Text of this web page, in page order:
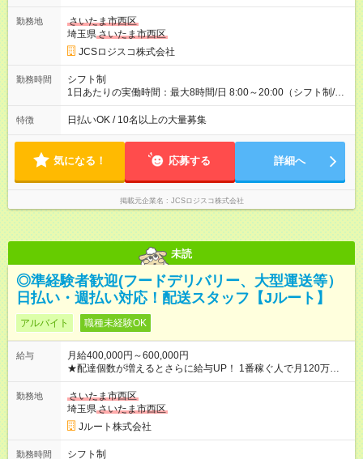
ど！ ・主要都市エリア 月収55万円／週5日稼働 月収65万~112
万円／週6日稼働 ・地方郊外エリア 月収40万円／週5日稼働 月
収40万円~50万円／週6日稼働 ＜モデルイメージ＞ ■月収50万
円 (27歳男性/江東区在住)※元建築関係 1日150個配達×25日勤務
(日休み) ■月収80万円(43歳男性/墨田区在住)※元営業 1日200個
勤務地
さいたま市西区
埼玉県さいたま市西区
JCSロジスコ株式会社
勤務時間
シフト制
1日あたりの実働時間：最大8時間/日 8:00～20:00（シフト制/実
働8時間） ※週5日勤務（場所次第では週4も有り） ※配達状況に
よって時間外での勤務可能性有り ※案件により多少の前後あり
特徴 日払いOK / 10名以上の大量募集
気になる！ 応募する 詳細へ
掲載元企業名 JCSロジスコ株式会社
未読
◎準経験者歓迎(フードデリバリー、大型運送等）
日払い・週払い対応！配送スタッフ【Jルート】
アルバイト 職種未経験OK
給与
月給400,000円～600,000円
★配達個数が増えるとさらに給与UP！ 1番稼ぐ人で月120万ほ
ど！ ・主要都市エリア 月収55万円／週5日稼働 月収65万~112
万円／週6日稼働 ・地方郊外エリア 月収40万円／週5日稼働 月
収40万円~50万円／週6日稼働 ＜モデルイメージ＞ ■月収50万
円 (27歳男性/江東区在住)※元建築関係 1日150個配達×25日勤務
(日休み) ■月収80万円(43歳男性/墨田区在住)※元営業 1日200個
勤務地
さいたま市西区
埼玉県さいたま市西区
Jルート株式会社
勤務時間 シフト制